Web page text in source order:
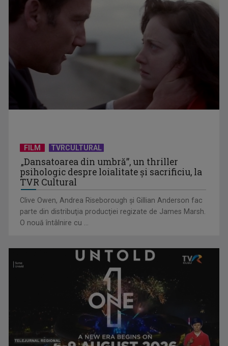
Horoscopul zilei de 28 iulie
FILM TVRCULTURAL
„Dansatoarea din umbră”, un thriller
psihologic despre loialitate și sacrificiu, la
TVR Cultural
Clive Owen, Andrea Riseborough şi Gillian Anderson fac
parte din distribuţia producţiei regizate de James Marsh.
O nouă întâlnire cu ...